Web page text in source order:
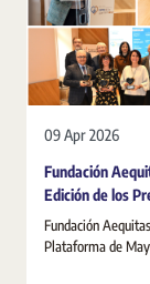
09 Apr 2026
Fundación
Edición de los
Fundación
Plataforma de